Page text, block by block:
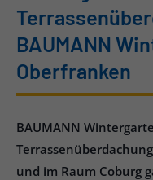
BAUMANN
Oberfranken
BAUMANN
und im Raum Coburg